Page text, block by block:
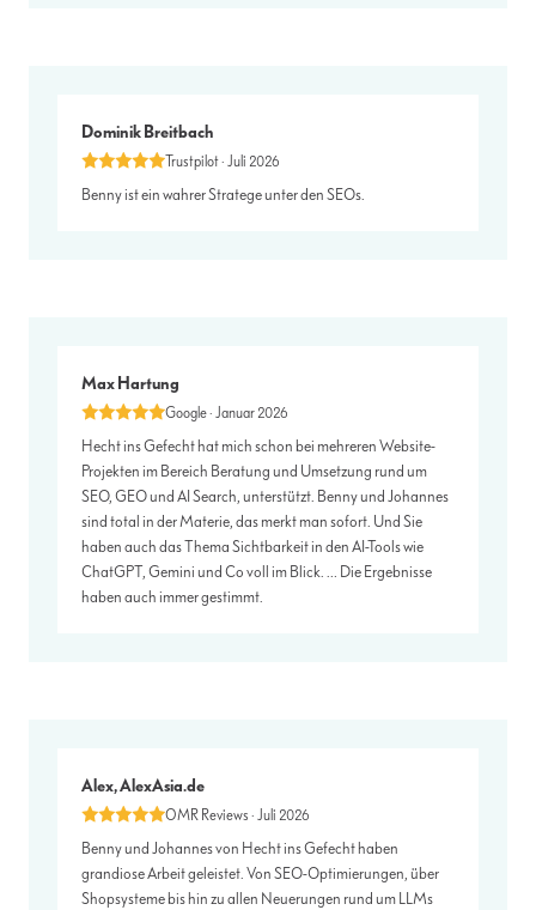
Dominik Breitbach
Trustpilot · Juli 2026
Benny ist ein wahrer Stratege unter den SEOs.
Max Hartung
Google · Januar 2026
Hecht ins Gefecht hat mich schon bei mehreren Website-
Projekten im Bereich Beratung und Umsetzung rund um
SEO, GEO und AI Search, unterstützt. Benny und Johannes
sind total in der Materie, das merkt man sofort. Und Sie
haben auch das Thema Sichtbarkeit in den AI-Tools wie
ChatGPT, Gemini und Co voll im Blick. … Die Ergebnisse
haben auch immer gestimmt.
Alex, AlexAsia.de
OMR Reviews · Juli 2026
Benny und Johannes von Hecht ins Gefecht haben
grandiose Arbeit geleistet. Von SEO-Optimierungen, über
Shopsysteme bis hin zu allen Neuerungen rund um LLMs